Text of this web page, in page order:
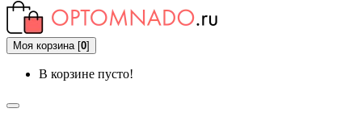
Моя корзина[0]
В корзине пусто!